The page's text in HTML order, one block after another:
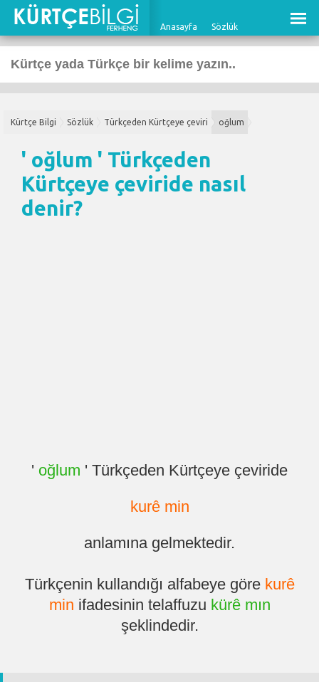
Anasayfa Sözlük
Kürtçe Bilgi Sözlük Türkçeden Kürtçeye çeviri oğlum
' oğlum ' Türkçeden
Kürtçeye çeviride nasıl
denir?
' oğlum ' Türkçeden Kürtçeye çeviride
kurê min
anlamına gelmektedir.
Türkçenin kullandığı alfabeye göre kurê
min ifadesinin telaffuzu kürê mın
şeklindedir.